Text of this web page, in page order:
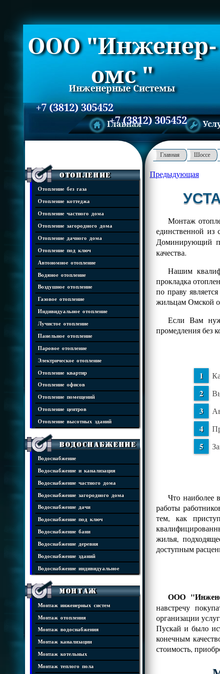
ООО "Инженер-
омс "
Инженерные Системы
+7 (3812) 305452
+7 (3812) 305452
Главная
Отопление
Отопление без газа
Отопление коттеджа
Отопление частного дома
Отопление загородного дома
Отопление дачного дома
Отопление под ключ
Автономное отопление
Водяное отопление
Воздушное отопление
Газовое отопление
Индивидуальное отопление
Лучистое отопление
Панельное отопление
Паровое отопление
Электрическое отопление
Отопление квартир
Отопление офисов
Отопление помещений
Отопление центров
Отопление высотных зданий
Водоснабжение
Водоснабжение
Водоснабжение и канализация
Водоснабжение частного дома
Водоснабжение загородного дома
Водоснабжение дачи
Водоснабжение под ключ
Водоснабжение бани
Водоснабжение деревня
Водоснабжение зданий
Водоснабжение индивидуальное
Монтаж
Монтаж инженерных систем
Монтаж отопления
Монтаж водоснабжения
Монтаж канализации
Монтаж котельных
Монтаж теплого пола
Главная Шоссе
Предыдующая
Монтаж
единственной из
Доминирующий
качества.
Нашим
прокладка
по праву
жильцам Омской
Если Вам
промедления без
Что наиболее
работы
тем, как
жилья,
доступным
ООО
навстречу
организации
Пускай и было
конечным
стоимость,